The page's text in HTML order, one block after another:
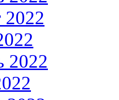
2022
2022